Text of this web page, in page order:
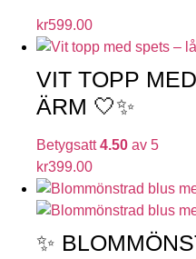
kr599.00
VIT TOPP
ÄRM 🤍✨
Betygsatt4.50 av 5
kr399.00
✨